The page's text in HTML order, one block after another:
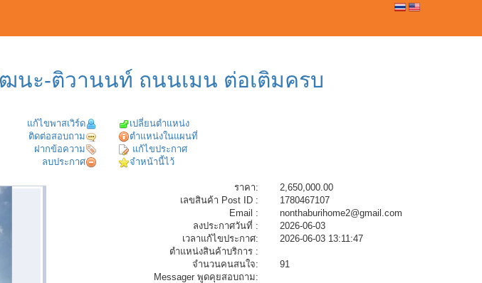
ฒนะ-ติวานนท์ ถนนเมน ต่อเติมครบ
แก้ไขพาสเวิร์ด
เปลี่ยนตำแหน่ง
ติดต่อสอบถาม
ตำแหน่งในแผนที่
ฝากข้อความ
แก้ไขประกาศ
ลบประกาศ
จำหน้านี้ไว้
ราคา:
2,650,000.00
เลขสินค้า Post ID :
1780467107
Email :
nonthaburihome2@gmail.com
ลงประกาศวันที่ :
2026-06-03
เวลาแก้ไขประกาศ:
2026-06-03 13:11:47
ตำแหน่งสินค้าบริการ :
จำนวนคนสนใจ:
91
Messager พูดคุยสอบถาม: